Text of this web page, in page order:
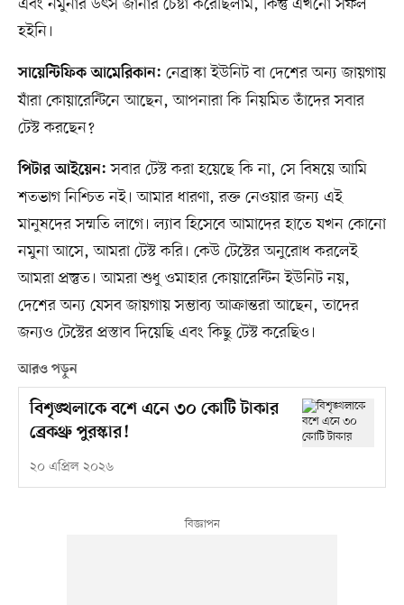
এবং নমুনার উৎস জানার চেষ্টা করেছিলাম, কিন্তু এখনো সফল
হইনি।
সায়েন্টিফিক আমেরিকান: নেব্রাস্কা ইউনিট বা দেশের অন্য জায়গায়
যাঁরা কোয়ারেন্টিনে আছেন, আপনারা কি নিয়মিত তাঁদের সবার
টেস্ট করছেন?
পিটার আইয়েন: সবার টেস্ট করা হয়েছে কি না, সে বিষয়ে আমি
শতভাগ নিশ্চিত নই। আমার ধারণা, রক্ত নেওয়ার জন্য এই
মানুষদের সম্মতি লাগে। ল্যাব হিসেবে আমাদের হাতে যখন কোনো
নমুনা আসে, আমরা টেস্ট করি। কেউ টেস্টের অনুরোধ করলেই
আমরা প্রস্তুত। আমরা শুধু ওমাহার কোয়ারেন্টিন ইউনিট নয়,
দেশের অন্য যেসব জায়গায় সম্ভাব্য আক্রান্তরা আছেন, তাদের
জন্যও টেস্টের প্রস্তাব দিয়েছি এবং কিছু টেস্ট করেছিও।
আরও পড়ুন
বিশৃঙ্খলাকে বশে এনে ৩০ কোটি টাকার
ব্রেকথ্রু পুরস্কার!
২০ এপ্রিল ২০২৬